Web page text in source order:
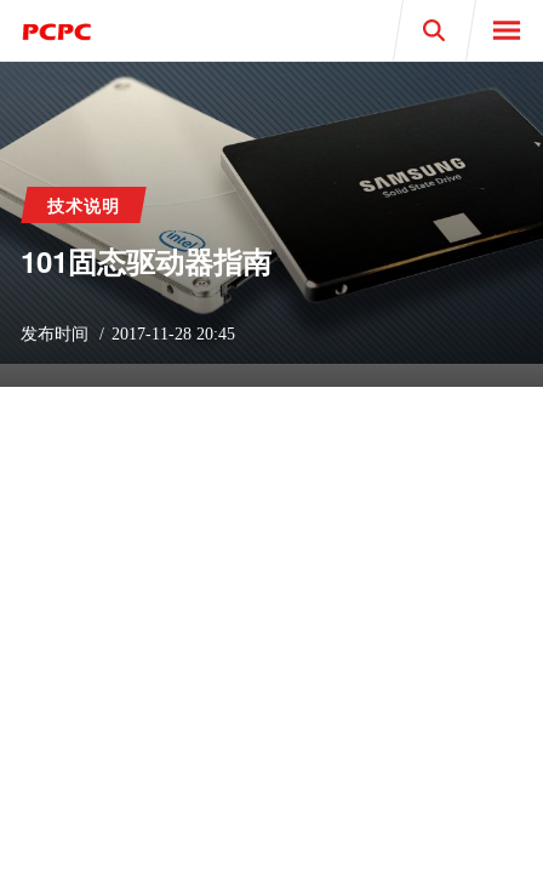
Search
技术说明
101固态驱动器指南
发布时间 2017-11-28 20:45